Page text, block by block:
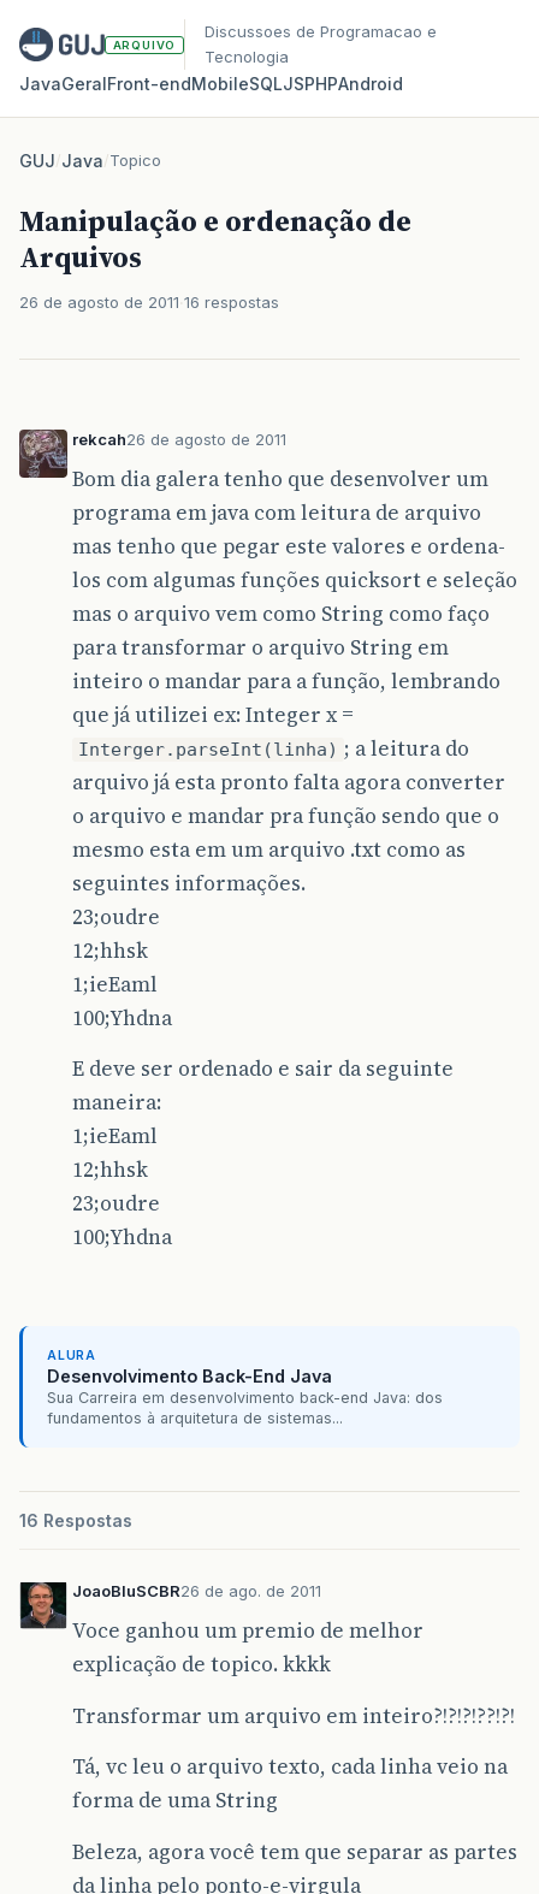
ARQUIVO
Discussoes de Programacao e
Tecnologia
JavaGeralFront‑endMobileSQLJSPHPAndroid
GUJ/Java/Topico
Manipulação e ordenação de
Arquivos
26 de agosto de 2011 16 respostas
rekcah26 de agosto de 2011
Bom dia galera tenho que desenvolver um
programa em java com leitura de arquivo
mas tenho que pegar este valores e ordena-
los com algumas funções quicksort e seleção
mas o arquivo vem como String como faço
para transformar o arquivo String em
inteiro o mandar para a função, lembrando
que já utilizei ex: Integer x =
Interger.parseInt(linha) ; a leitura do
arquivo já esta pronto falta agora converter
o arquivo e mandar pra função sendo que o
mesmo esta em um arquivo .txt como as
seguintes informações.
23;oudre
12;hhsk
1;ieEaml
100;Yhdna
E deve ser ordenado e sair da seguinte
maneira:
1;ieEaml
12;hhsk
23;oudre
100;Yhdna
ALURA
Desenvolvimento Back-End Java
Sua Carreira em desenvolvimento back-end Java: dos
fundamentos à arquitetura de sistemas...
16 Respostas
JoaoBluSCBR26 de ago. de 2011
Voce ganhou um premio de melhor
explicação de topico. kkkk
Transformar um arquivo em inteiro?!?!?!??!?!
Tá, vc leu o arquivo texto, cada linha veio na
forma de uma String
Beleza, agora você tem que separar as partes
da linha pelo ponto-e-virgula